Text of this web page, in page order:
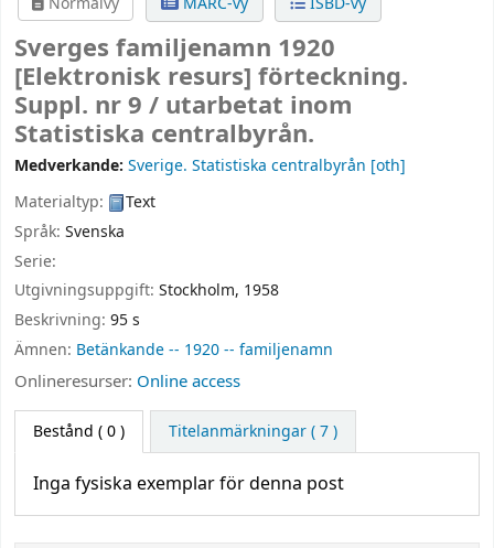
Sverges familjenamn 1920
[Elektronisk resurs] förteckning.
Suppl. nr 9 / utarbetat inom
Statistiska centralbyrån.
Medverkande: Sverige. Statistiska centralbyrån [oth]
Materialtyp:
Text
Språk: Svenska
Serie:
Utgivningsuppgift: Stockholm, 1958
Beskrivning: 95 s
Ämnen: Betänkande -- 1920 -- familjenamn
Onlineresurser: Online access
Bestånd ( 0 ) Titelanmärkningar ( 7 )
Inga fysiska exemplar för denna post